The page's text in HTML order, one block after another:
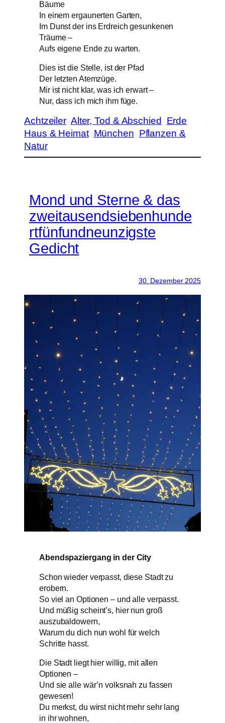
Bäume
In einem ergaunerten Garten,
Im Dunst der ins Erdreich gesunkenen
Träume –
Aufs eigene Ende zu warten.
Dies ist die Stelle, ist der Pfad
Der letzten Atemzüge.
Mir ist nicht klar, was ich erwart –
Nur, dass ich mich ihm füge.
Achtzeiler Alter, Tod & Abschied
Erde
Haus & Heimat München Pflanzen &
Natur
Mond und Sterne & das
zweitausendsiebenhunde
rtfünfundneunzigste
Gedicht
30. Dezember 2025
Abendspaziergang in der City
Schon wieder verpasst, diese Stadt zu
erobern.
So viel an Optionen – und alle verpasst.
Und müßig scheint’s, hier nun groß
auszubaldowern,
Warum du dich nun wohl für welch
Schritte hasst.
Die Stadt liegt hier willig, mit allen
Optionen –
Und sie alle wär’n volksnah zu fassen
gewesen!
Du merkst, du wirst nicht mehr sehr lang
in ihr wohnen,